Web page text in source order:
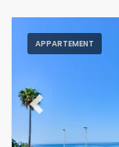
APPARTEMENT
Previous